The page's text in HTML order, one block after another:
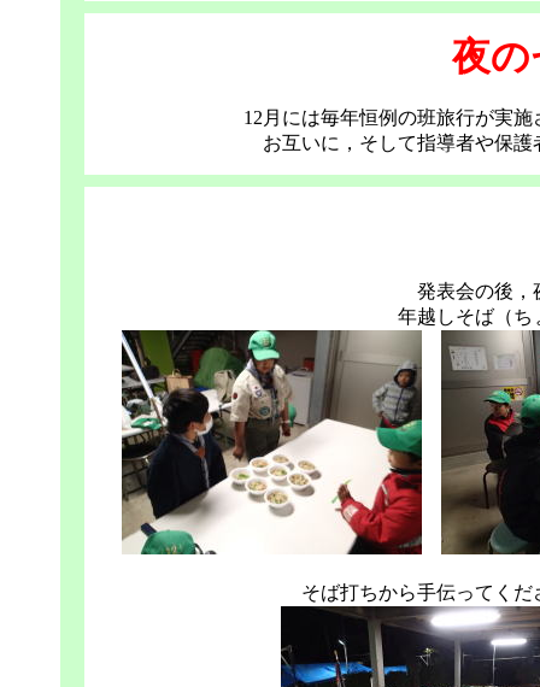
夜
12月には毎年恒例の班旅行が実
お互いに，そして指導者や保
発表会の後，
年越しそば（ち
そば打ちから手伝ってく